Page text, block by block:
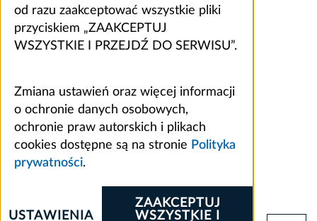
od razu zaakceptować wszystkie pliki
przyciskiem „ZAAKCEPTUJ
WSZYSTKIE I PRZEJDŹ DO SERWISU”.
Zmiana ustawień oraz więcej informacji
o ochronie danych osobowych,
ochronie praw autorskich i plikach
cookies dostępne są na stronie Polityka
prywatności.
ZAAKCEPTUJ
WSZYSTKIE I
USTAWIENIA